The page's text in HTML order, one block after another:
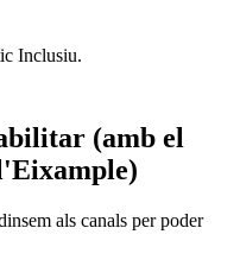
Inclusiu.
(amb el
als canals per poder